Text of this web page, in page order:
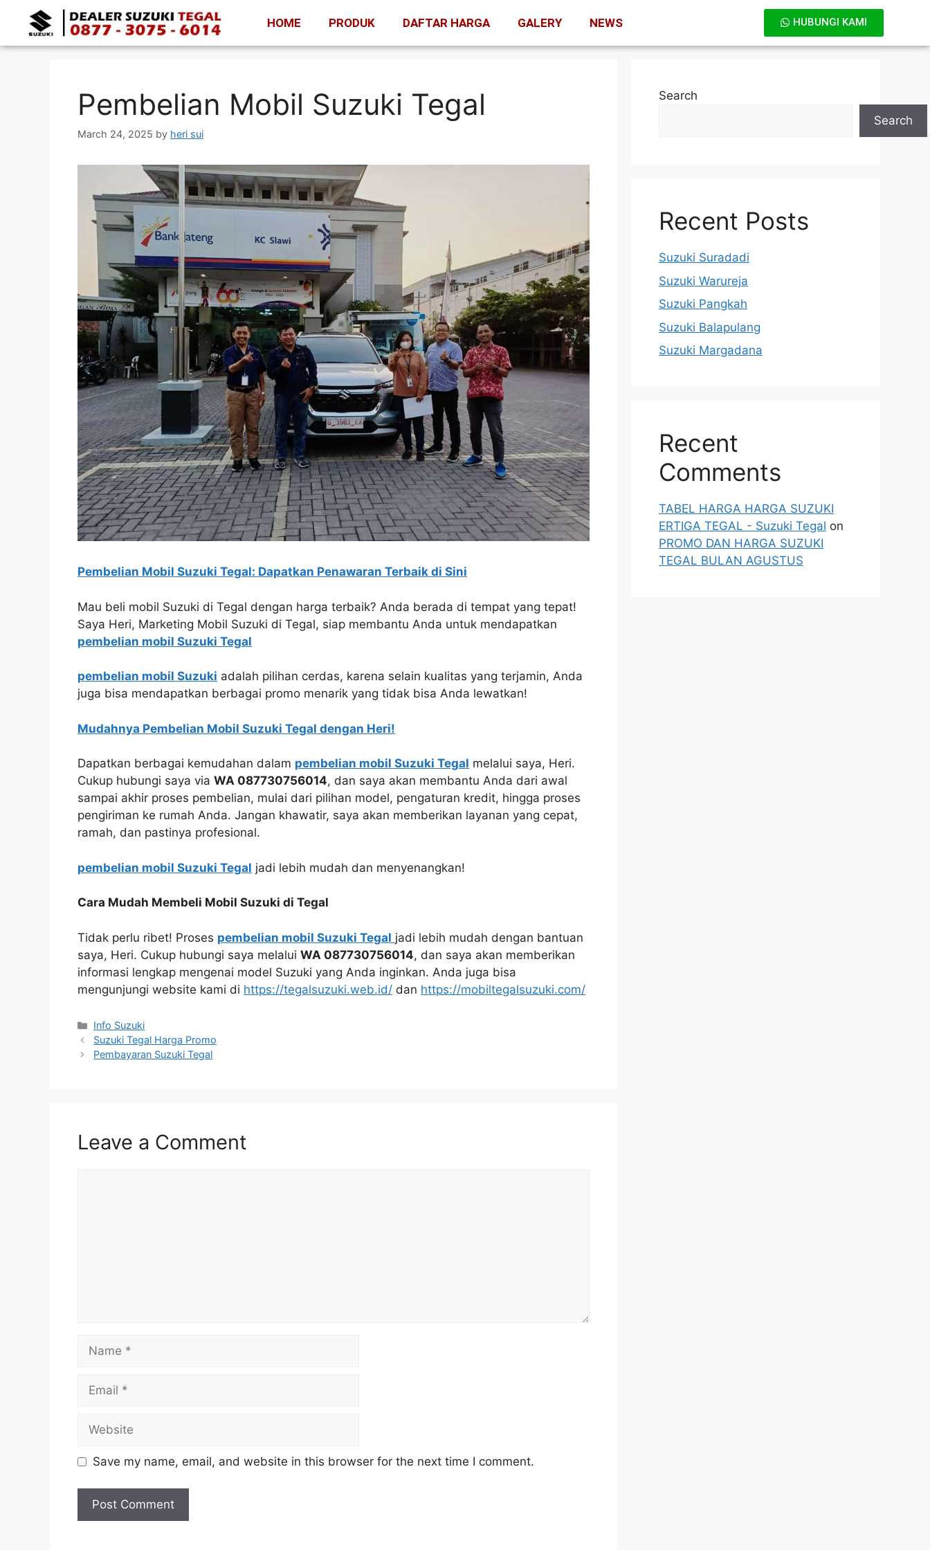
HOME PRODUK DAFTAR HARGA GALERY NEWS HUBUNGI KAMI
Pembelian Mobil Suzuki Tegal
March 24, 2025 by heri sui
Pembelian Mobil Suzuki Tegal: Dapatkan Penawaran Terbaik di Sini
Mau beli mobil Suzuki di Tegal dengan harga terbaik? Anda berada di tempat yang tepat!
Saya Heri, Marketing Mobil Suzuki di Tegal, siap membantu Anda untuk mendapatkan
pembelian mobil Suzuki Tegal
pembelian mobil Suzuki adalah pilihan cerdas, karena selain kualitas yang terjamin, Anda
juga bisa mendapatkan berbagai promo menarik yang tidak bisa Anda lewatkan!
Mudahnya Pembelian Mobil Suzuki Tegal dengan Heri!
Dapatkan berbagai kemudahan dalam pembelian mobil Suzuki Tegal melalui saya, Heri.
Cukup hubungi saya via WA 087730756014, dan saya akan membantu Anda dari awal
sampai akhir proses pembelian, mulai dari pilihan model, pengaturan kredit, hingga proses
pengiriman ke rumah Anda. Jangan khawatir, saya akan memberikan layanan yang cepat,
ramah, dan pastinya profesional.
pembelian mobil Suzuki Tegal jadi lebih mudah dan menyenangkan!
Cara Mudah Membeli Mobil Suzuki di Tegal
Tidak perlu ribet! Proses pembelian mobil Suzuki Tegal jadi lebih mudah dengan bantuan
saya, Heri. Cukup hubungi saya melalui WA 087730756014, dan saya akan memberikan
informasi lengkap mengenai model Suzuki yang Anda inginkan. Anda juga bisa
mengunjungi website kami di https://tegalsuzuki.web.id/ dan https://mobiltegalsuzuki.com/
Info Suzuki
Suzuki Tegal Harga Promo
Pembayaran Suzuki Tegal
Leave a Comment
Save my name, email, and website in this browser for the next time I comment.
Search
Search
Recent Posts
Suzuki Suradadi
Suzuki Warureja
Suzuki Pangkah
Suzuki Balapulang
Suzuki Margadana
Recent
Comments
TABEL HARGA HARGA SUZUKI
ERTIGA TEGAL - Suzuki Tegal on
PROMO DAN HARGA SUZUKI
TEGAL BULAN AGUSTUS